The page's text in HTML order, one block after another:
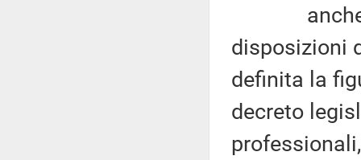
anche ai
disposizioni
definita la
decreto